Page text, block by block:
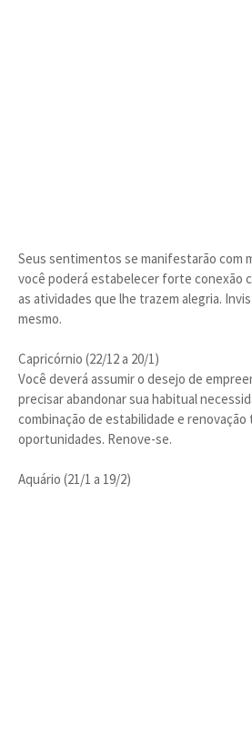
Seus sentimentos se manifestarão com
você poderá estabelecer forte conexão
as atividades que lhe trazem alegria.
mesmo.
Capricórnio (22/12 a 20/1)
Você deverá assumir o desejo de
precisar abandonar sua habitual
combinação de estabilidade e
oportunidades. Renove-se.
Aquário (21/1 a 19/2)